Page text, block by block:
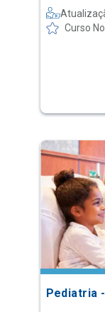
Prática
Curso
Pediatria